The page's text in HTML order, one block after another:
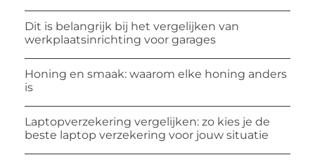
Dit is belangrijk bij het vergelijken van
werkplaatsinrichting voor garages
Honing en smaak: waarom elke honing anders
is
Laptopverzekering vergelijken: zo kies je de
beste laptop verzekering voor jouw situatie